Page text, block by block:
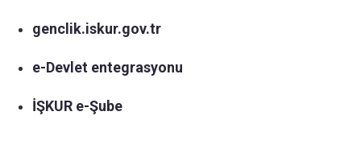
genclik.iskur.gov.tr
e-Devlet entegrasyonu
İŞKUR e-Şube